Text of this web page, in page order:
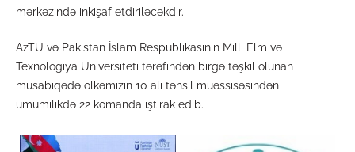
mərkəzində inkişaf etdiriləcəkdir.
AzTU və Pakistan İslam Respublikasının Milli Elm və
Texnologiya Universiteti tərəfindən birgə təşkil olunan
müsabiqədə ölkəmizin 10 ali təhsil müəssisəsindən
ümumilikdə 22 komanda iştirak edib.